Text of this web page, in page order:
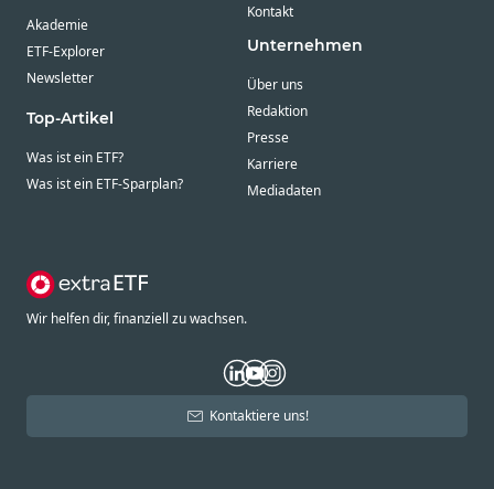
Akademie
ETF-Explorer
Newsletter
Top-Artikel
Was ist ein ETF?
Was ist ein ETF-Sparplan?
Kontakt
Unternehmen
Über uns
Redaktion
Presse
Karriere
Mediadaten
Wir helfen dir, finanziell zu wachsen.
Kontaktiere uns!